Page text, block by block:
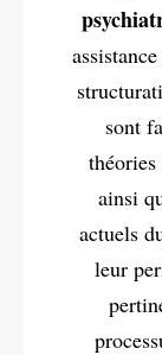
sont
ainsi
actuels
leur